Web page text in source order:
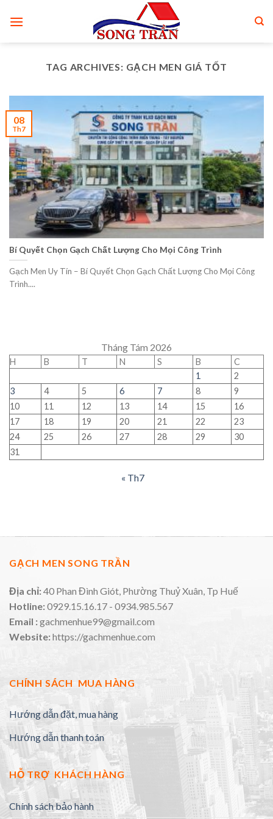
TAG ARCHIVES: GẠCH MEN GIÁ TỐT
Bí Quyết Chọn Gạch Chất Lượng Cho Mọi Công Trình
Gạch Men Uy Tín – Bí Quyết Chọn Gạch Chất Lượng Cho Mọi Công
Trình....
08
Th7
Tháng Tám 2026
H B T N S B
C
1
2
3
4 5 6 7 8
9
10
11 12 13 14 15
16
17
18 19 20 21 22
23
24
25 26 27 28 29
30
31
« Th7
GẠCH MEN SONG TRẦN
Địa chỉ:40 Phan Đình Giót, Phường Thuỷ Xuân, Tp Huế
Hotline:0929.15.16.17 - 0934.985.567
Email :gachmenhue99@gmail.com
Website:https://gachmenhue.com
CHÍNH SÁCH MUA HÀNG
Hướng dẫn đặt, mua hàng
Hướng dẫn thanh toán
HỖ TRỢ KHÁCH HÀNG
Chính sách bảo hành